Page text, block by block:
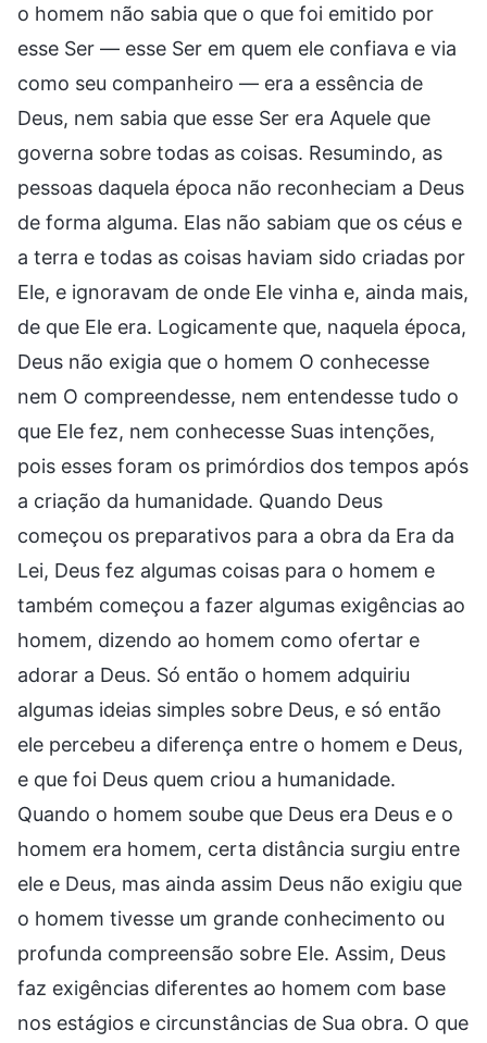
o homem não sabia que o que foi emitido por
esse Ser — esse Ser em quem ele confiava e via
como seu companheiro — era a essência de
Deus, nem sabia que esse Ser era Aquele que
governa sobre todas as coisas. Resumindo, as
pessoas daquela época não reconheciam a Deus
de forma alguma. Elas não sabiam que os céus e
a terra e todas as coisas haviam sido criadas por
Ele, e ignoravam de onde Ele vinha e, ainda mais,
de que Ele era. Logicamente que, naquela época,
Deus não exigia que o homem O conhecesse
nem O compreendesse, nem entendesse tudo o
que Ele fez, nem conhecesse Suas intenções,
pois esses foram os primórdios dos tempos após
a criação da humanidade. Quando Deus
começou os preparativos para a obra da Era da
Lei, Deus fez algumas coisas para o homem e
também começou a fazer algumas exigências ao
homem, dizendo ao homem como ofertar e
adorar a Deus. Só então o homem adquiriu
algumas ideias simples sobre Deus, e só então
ele percebeu a diferença entre o homem e Deus,
e que foi Deus quem criou a humanidade.
Quando o homem soube que Deus era Deus e o
homem era homem, certa distância surgiu entre
ele e Deus, mas ainda assim Deus não exigiu que
o homem tivesse um grande conhecimento ou
profunda compreensão sobre Ele. Assim, Deus
faz exigências diferentes ao homem com base
nos estágios e circunstâncias de Sua obra. O que